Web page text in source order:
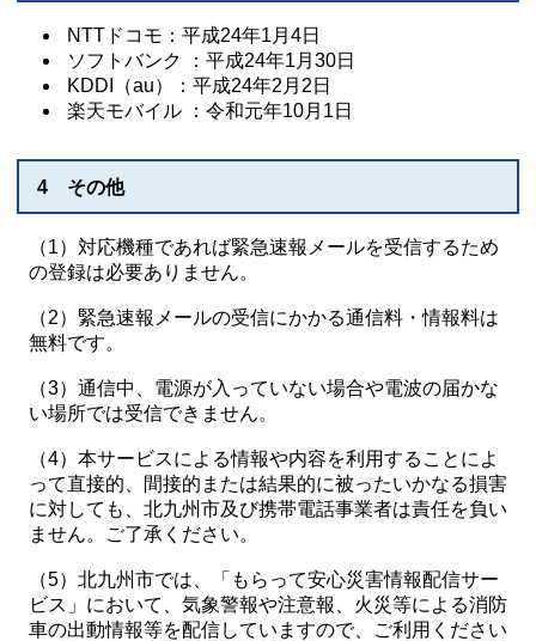
NTTドコモ：平成24年1月4日
ソフトバンク ：平成24年1月30日
KDDI（au）：平成24年2月2日
楽天モバイル ：令和元年10月1日
4 その他
（1）対応機種であれば緊急速報メールを受信するため
の登録は必要ありません。
（2）緊急速報メールの受信にかかる通信料・情報料は
無料です。
（3）通信中、電源が入っていない場合や電波の届かな
い場所では受信できません。
（4）本サービスによる情報や内容を利用することによ
って直接的、間接的または結果的に被ったいかなる損害
に対しても、北九州市及び携帯電話事業者は責任を負い
ません。ご了承ください。
（5）北九州市では、「もらって安心災害情報配信サー
ビス」において、気象警報や注意報、火災等による消防
車の出動情報等を配信していますので、ご利用ください